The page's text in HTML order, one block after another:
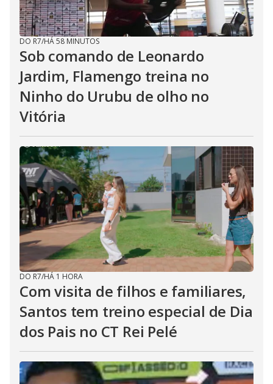
DO R7/HÁ 58 MINUTOS
Sob comando de Leonardo
Jardim, Flamengo treina no
Ninho do Urubu de olho no
Vitória
DO R7/HÁ 1 HORA
Com visita de filhos e familiares,
Santos tem treino especial de Dia
dos Pais no CT Rei Pelé